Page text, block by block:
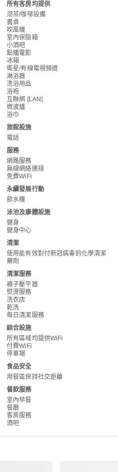
所有客房均提供
沏茶/咖啡設備
書桌
吹風機
室內保險箱
小酒吧
點播電影
冰箱
衛星/有線電視頻道
淋浴器
洗浴用品
浴袍
互聯網 [LAN]
微波爐
浴巾
旅館設施
電話
服務
網路服務
無線網絡連接
免費WiFi
永續發展行動
飲水機
泳池及康體設施
健身
健身中心
清潔
使用能有效對付新冠病毒的化學清潔
藥劑
清潔服務
褲子壓平器
熨燙服務
洗衣店
乾洗
每日清潔服務
綜合設施
所有區域均提供WiFi
付費WiFi
停車場
食品安全
用餐區保持社交距離
餐飲服務
室內早餐
餐廳
客房服務
酒吧